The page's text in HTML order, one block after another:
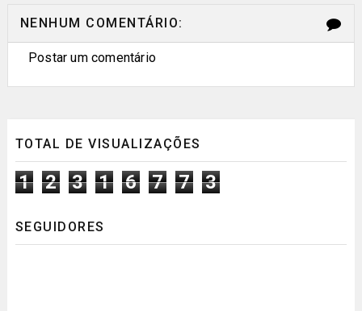
NENHUM COMENTÁRIO:
Postar um comentário
TOTAL DE VISUALIZAÇÕES
1 2 3 1 6 7 7 3
SEGUIDORES